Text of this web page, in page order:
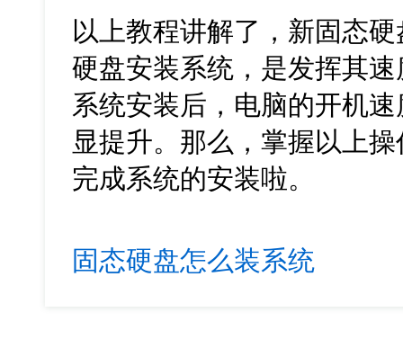
以上教程讲解了，新固态
硬盘安装系统，是发挥其
系统安装后，电脑的开机
显提升。那么，掌握以上
完成系统的安装啦。
固态硬盘怎么装系统